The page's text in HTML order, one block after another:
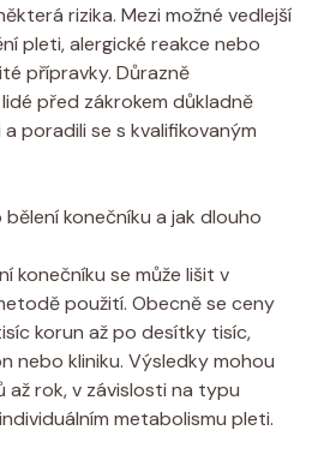
rizika. Mezi možné vedlejší
pleti, alergické reakce nebo
přípravky. Důrazně
před zákrokem důkladně
poradili se s kvalifikovaným
bělení konečníku a jak dlouho
konečníku se může lišit v
použití. Obecně se ceny
korun až po desítky tisíc,
nebo kliniku. Výsledky mohou
až rok, v závislosti na typu
metabolismu pleti.